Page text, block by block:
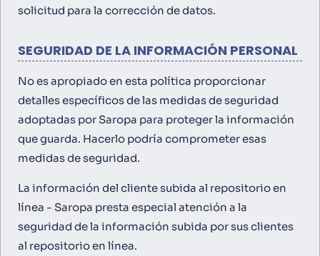
solicitud para la corrección de datos.
SEGURIDAD DE LA INFORMACIÓN PERSONAL
No es apropiado en esta política proporcionar
detalles específicos de las medidas de seguridad
adoptadas por Saropa para proteger la información
que guarda. Hacerlo podría comprometer esas
medidas de seguridad.
La información del cliente subida al repositorio en
línea - Saropa presta especial atención a la
seguridad de la información subida por sus clientes
al repositorio en línea.